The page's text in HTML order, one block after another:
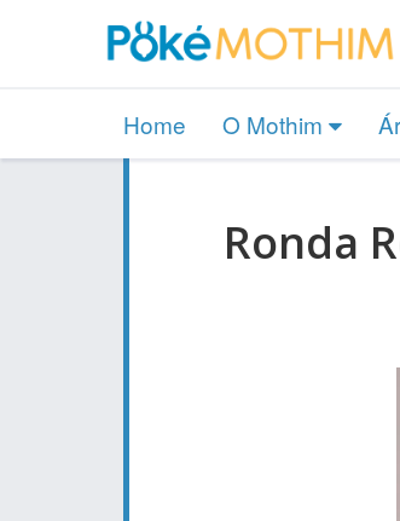
Home O Mothim
Ronda